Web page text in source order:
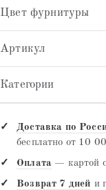
Цвет фурнитуры
Артикул
Категории
Доставка по
бесплатно от 10
Оплата — картой
Возврат 7 дней и